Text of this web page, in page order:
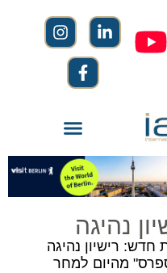
נהיגה
חדש: רישיון נהיגה
מהיום למחר